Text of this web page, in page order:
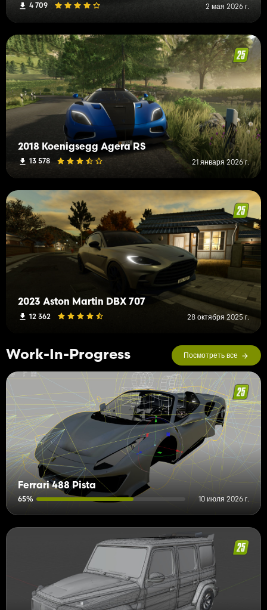
4 709 2 мая 2026 г.
2018 Koenigsegg Agera RS
13 578 21 января 2026 г.
2023 Aston Martin DBX 707
12 362 28 октября 2025 г.
Work-In-Progress Посмотреть все
Ferrari 488 Pista
65% 10 июля 2026 г.